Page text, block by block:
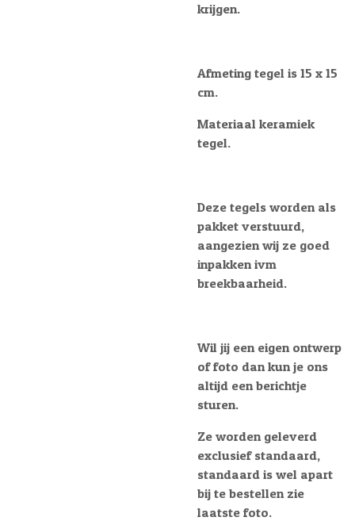
krijgen.
Afmeting tegel is 15 x 15
cm.
Materiaal keramiek
tegel.
Deze tegels worden als
pakket verstuurd,
aangezien wij ze goed
inpakken ivm
breekbaarheid.
Wil jij een eigen ontwerp
of foto dan kun je ons
altijd een berichtje
sturen.
Ze worden geleverd
exclusief standaard,
standaard is wel apart
bij te bestellen zie
laatste foto.